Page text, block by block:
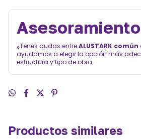
¿Tenés dudas entreALUSTARK común
ayudamos a elegir la opción más
estructura y tipo de obra.
Productos similares